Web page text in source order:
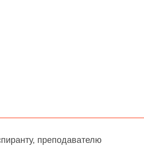
преподавателю